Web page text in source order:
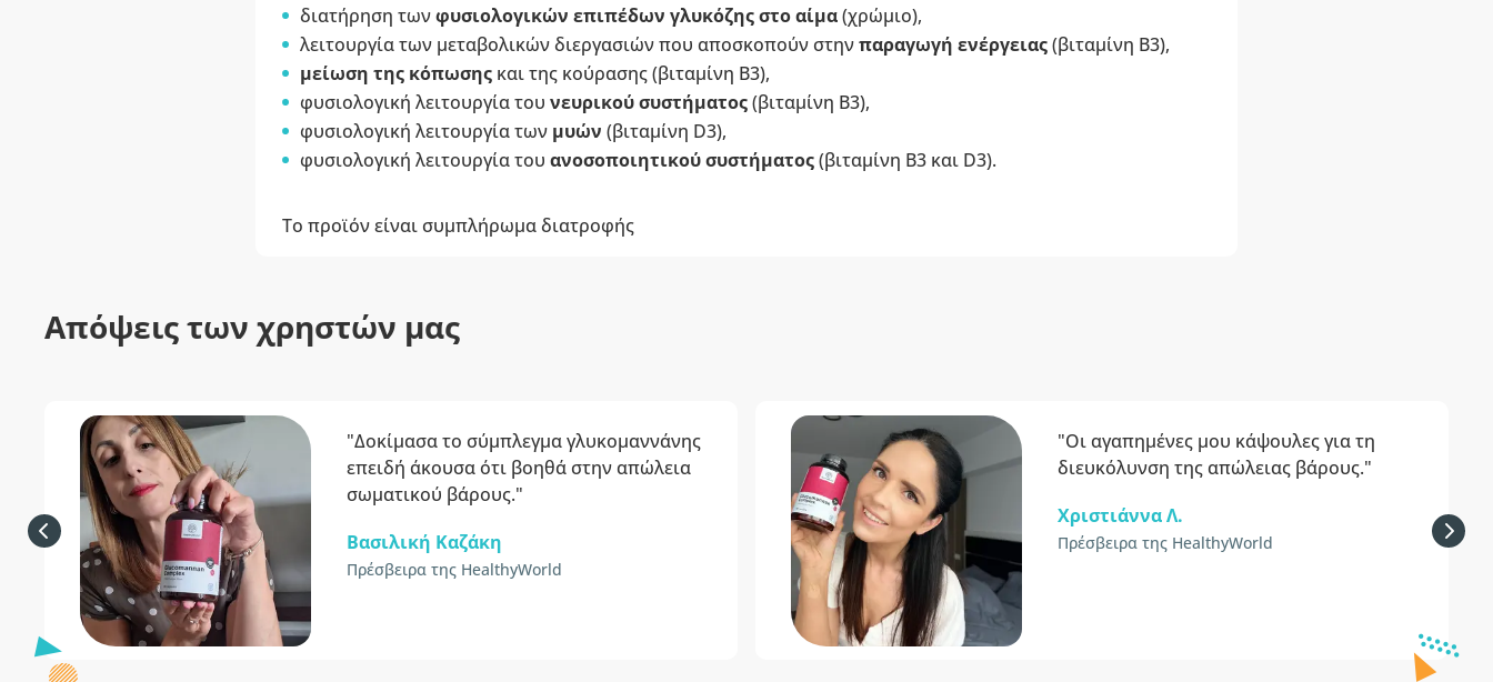
διατήρηση τωνφυσιολογικών επιπέδων γλυκόζης στο αίμα(χρώμιο),
λειτουργία των μεταβολικών διεργασιών που αποσκοπούν στηνπαραγωγή ενέργειας(βιταμίνη B3),
μείωση της κόπωσηςκαι της κούρασης (βιταμίνη B3),
φυσιολογική λειτουργία του νευρικού συστήματος(βιταμίνη B3),
φυσιολογική λειτουργία των μυών (βιταμίνη D3),
φυσιολογική λειτουργία του ανοσοποιητικού συστήματος(βιταμίνη B3 και D3).
Το προϊόν είναι συμπλήρωμα διατροφής
Απόψεις των χρηστών μας
"Δοκίμασα το σύμπλεγμα γλυκομαννάνης
επειδή άκουσα ότι βοηθά στην απώλεια
σωματικού βάρους."
Βασιλική Καζάκη
Πρέσβειρα της HealthyWorld
"Οι αγαπημένες μου κάψουλες για τη
διευκόλυνση της απώλειας βάρους."
Χριστιάννα Λ.
Πρέσβειρα της HealthyWorld